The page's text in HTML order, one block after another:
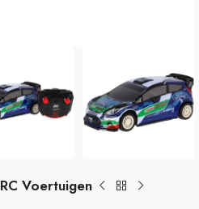
RC Voertuigen